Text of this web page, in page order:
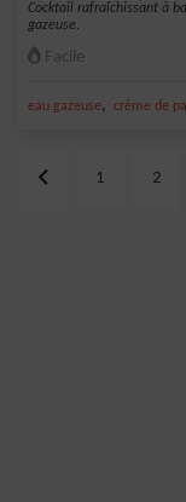
Cocktail rafraîchissant à
gazeuse.
Facile
eau gazeuse, crème de
1 2